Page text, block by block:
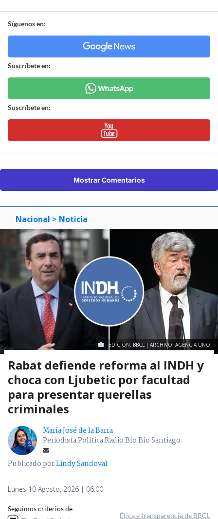
Síguenos en:
Suscríbete en:
Suscríbete en:
Mostrar Comentarios
Nacional > Noticia
EDICIÓN: BBCL | ARCHIVO: AGENCIA UNO
Rabat defiende reforma al INDH y
choca con Ljubetic por facultad
para presentar querellas
criminales
María José de la Barra
Periodista Política Radio Bío Bío Santiago
Publicado porLindy Sandoval
Lunes 10 Agosto, 2026 | 06:00
Seguimos criterios de
Ética y transparencia de BBCL